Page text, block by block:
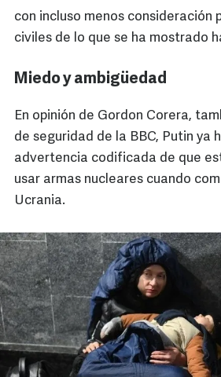
con incluso menos consideración
civiles de lo que se ha mostrado
Miedo y ambigüedad
En opinión de Gordon Corera,
de seguridad de la BBC, Putin ya
advertencia codificada de que
usar armas nucleares cuando
Ucrania.